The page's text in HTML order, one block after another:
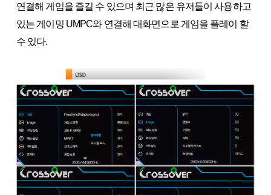
연결해 게임을 즐길 수 있으며 최근 많은 유저들이 사용하고
있는 게이밍 UMPC와 연결해 대화면으로 게임을 플레이 할
수 있다.